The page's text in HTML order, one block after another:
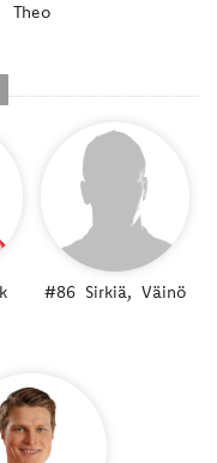
Theo
#86 Sirkiä, Väinö